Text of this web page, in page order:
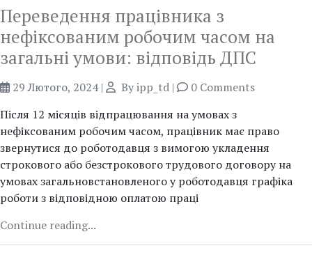
Переведення працівника з
нефіксованим робочим часом на
загальні умови: відповідь ДПС
29 Лютого, 2024| Byipp_td |
0 Comments
Після 12 місяців відпрацювання на умовах з
нефіксованим робочим часом, працівник має право
звернутися до роботодавця з вимогою укладення
строкового або безстрокового трудового договору на
умовах загальновстановленого у роботодавця графіка
роботи з відповідною оплатою праці
Continue reading...